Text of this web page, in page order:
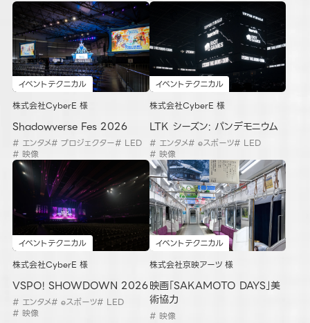
イベントテクニカル
株式会社CyberE 様
Shadowverse Fes 2026
# エンタメ# プロジェクター# LED
# 映像
イベントテクニカル
株式会社CyberE 様
LTK シーズン: パンデモニウム
# エンタメ# eスポーツ# LED
# 映像
イベントテクニカル
株式会社CyberE 様
VSPO! SHOWDOWN 2026
# エンタメ# eスポーツ# LED
# 映像
イベントテクニカル
株式会社京映アーツ 様
映画「SAKAMOTO DAYS」美
術協力
# 映像